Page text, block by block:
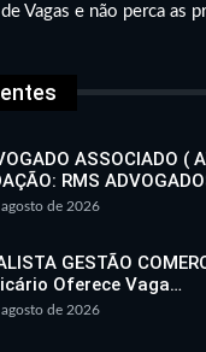
Vagas e não perca as
ASSOCIADO (
RMS
de 2026
GESTÃO
Oferece Vaga…
de 2026